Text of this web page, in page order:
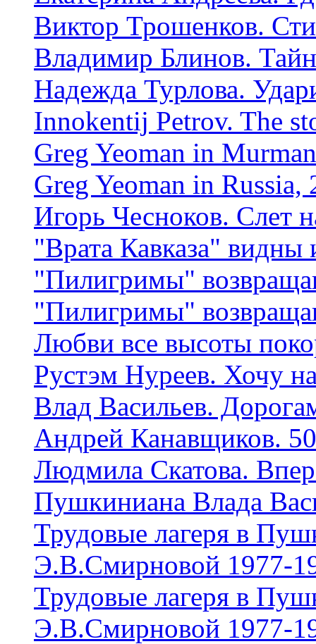
Виктор Трошенков.
Владимир Блинов.
Надежда Турлова.
Innokentij Petrov. The
Greg Yeoman in
Greg Yeoman in Russia,
Игорь Чесноков. Слет
"Врата Кавказа" видны
"Пилигримы"
"Пилигримы"
Любви все высоты
Рустэм Нуреев. Хочу
Влад Васильев.
Андрей Канавщиков.
Людмила Скатова.
Пушкиниана Влада
Трудовые лагеря в
Э.В.Смирновой 1977-
Трудовые лагеря в
Э.В.Смирновой 1977-